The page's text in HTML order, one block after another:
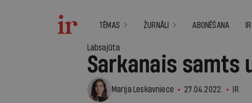
TĒMAS ŽURNĀLI ABONĒŠANA
Labsajūta
Sarkanais samts
Marija Leskavniece 27.04.2022. IR